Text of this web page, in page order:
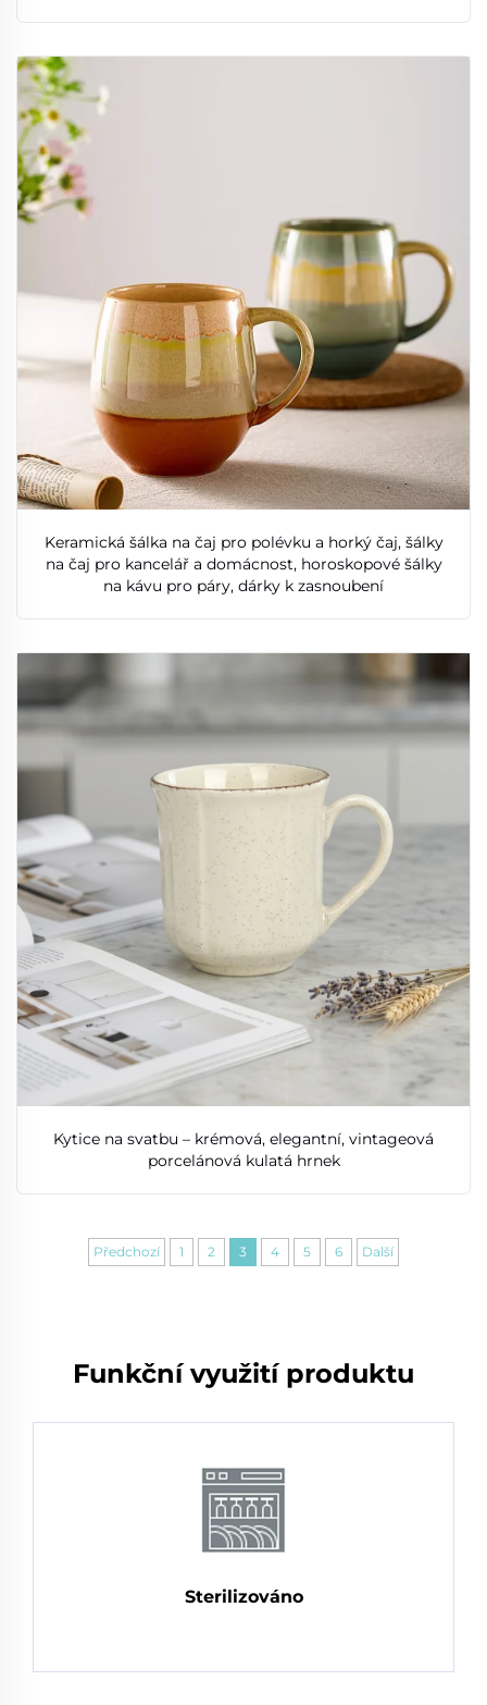
Keramická šálka na čaj pro polévku a horký čaj, šálky
na čaj pro kancelář a domácnost, horoskopové šálky
na kávu pro páry, dárky k zasnoubení
Kytice na svatbu – krémová, elegantní, vintageová
porcelánová kulatá hrnek
Předchozí 1 2 3 4 5 6 Další
Funkční využití produktu
Sterilizováno